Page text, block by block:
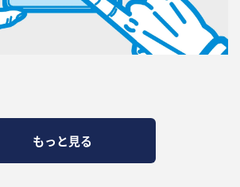
もっと見る